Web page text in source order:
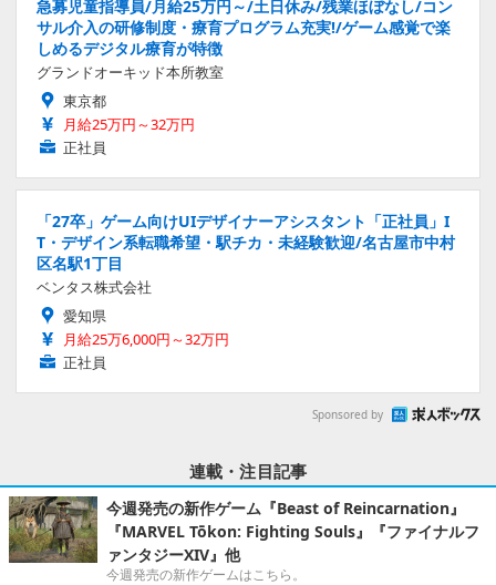
急募児童指導員/月給25万円～/土日休み/残業ほぼなし/コン
サル介入の研修制度・療育プログラム充実!/ゲーム感覚で楽
しめるデジタル療育が特徴
グランドオーキッド本所教室
東京都
月給25万円～32万円
正社員
「27卒」ゲーム向けUIデザイナーアシスタント「正社員」I
T・デザイン系転職希望・駅チカ・未経験歓迎/名古屋市中村
区名駅1丁目
ベンタス株式会社
愛知県
月給25万6,000円～32万円
正社員
Sponsored by
連載・注目記事
今週発売の新作ゲーム『Beast of Reincarnation』
『MARVEL Tōkon: Fighting Souls』『ファイナルフ
ァンタジーXIV』他
今週発売の新作ゲームはこちら。